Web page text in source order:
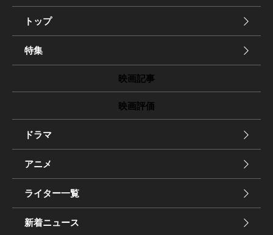
トップ
特集
映画記事
映画評価
ドラマ
アニメ
ライター一覧
新着ニュース